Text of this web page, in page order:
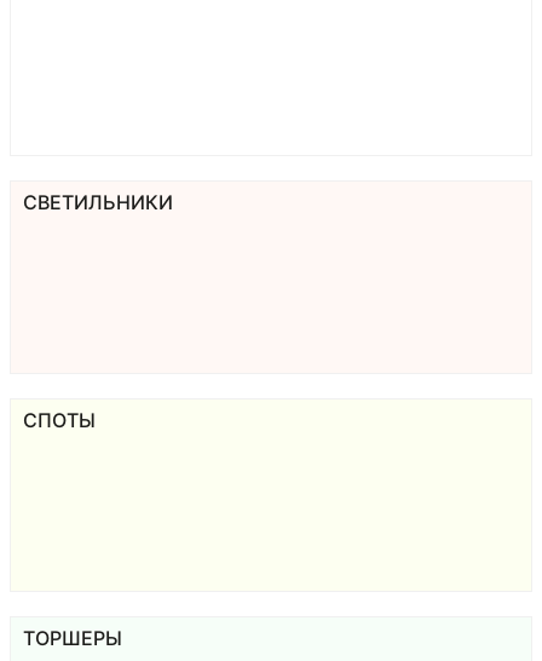
СВЕТИЛЬНИКИ
СПОТЫ
ТОРШЕРЫ